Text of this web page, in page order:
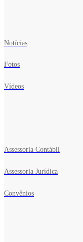
Notícias
Fotos
Vídeos
Assessoria Contábil
Assessoria Jurídica
Convênios